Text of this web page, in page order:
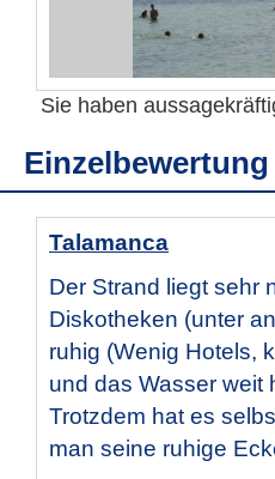
Sie haben
Talamanca
Der Strand liegt sehr
Diskotheken (unter
ruhig (Wenig Hotels,
und das Wasser weit
Trotzdem hat es
man seine ruhige